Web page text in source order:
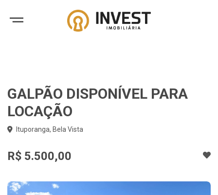
GALPÃO DISPONÍVEL PARA
LOCAÇÃO
Ituporanga, Bela Vista
R$ 5.500,00